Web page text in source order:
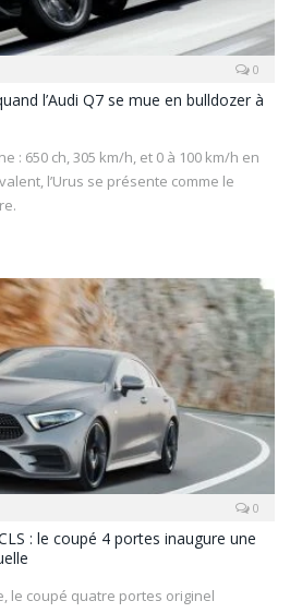
0
l’Audi Q7 se mue en bulldozer à
: 650 ch, 305 km/h, et 0 à 100 km/h en
l’Urus se présente comme le
0
: le coupé 4 portes inaugure une
le coupé quatre portes originel